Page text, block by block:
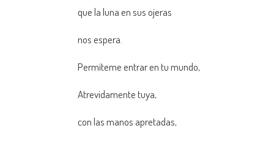
que la luna en sus ojeras
nos espera.
Permíteme entrar en tu mundo,
Atrevidamente tuya,
con las manos apretadas,